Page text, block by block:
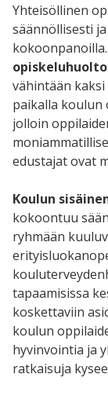
Yhteisöllinen
säännöllisesti
kokoonpanoilla.
vähintään
paikalla koulun
jolloin
edustajat ovat
Koulun
kokoontuu
ryhmään
tapaamisissa
koskettaviin
koulun
hyvinvointia ja
ratkaisuja